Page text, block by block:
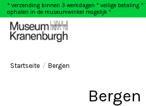
* verzending binnen 3 werkdagen * veilige betaling *
ophalen in de museumwinkel mogelijk *
Startseite / Bergen
Bergen